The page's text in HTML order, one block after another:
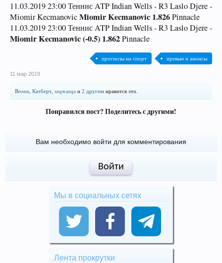
11.03.2019 23:00 Теннис ATP Indian Wells - R3 Laslo Djere -
Miomir KecmanovicMiomir Kecmanovic 1.826Pinnacle
11.03.2019 23:00 Теннис ATP Indian Wells - R3 Laslo Djere -
Miomir Kecmanovic (-0.5) 1.862Pinnacle
прогнозы на спорт превью и анонсы
11 мар 2019
Bronn, Катберт, szqwarqa и 2 другим нравится это.
Понравился пост? Поделитесь с другими!
Вам необходимо войти для комментирования
Войти
Мы в социальных сетях
Лента прокрутки